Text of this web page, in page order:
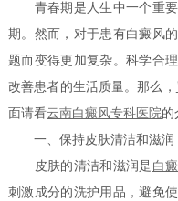
青春期是人生中一个重要
期。然而，对于患有白癜风
题而变得更加复杂。科学合
改善患者的生活质量。那么，
面请看云南白癜风专科医院的
一、保持皮肤清洁和滋润
皮肤的清洁和滋润是 白
刺激成分的洗护用品，避免